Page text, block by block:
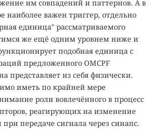
им совпадений и паттернов. А в
наиболее важен триггер, отдельно
единица" рассматриваемого
же ещё одним уровнем ниже и
подобная единица с
предложенного OMCPF
представляет из себя физически.
иметь по крайней мере
роли вовлечённого в процесс
реагирующих на изменение
передаче сигнала через синапс.